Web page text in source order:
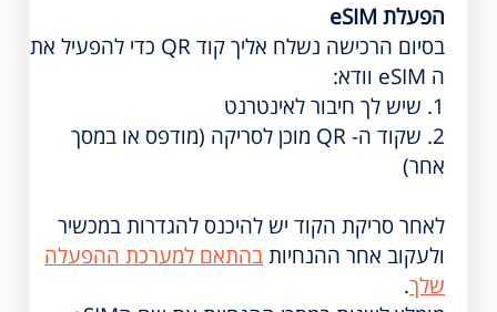
הפעלת eSIM
בסיום הרכישה נשלח אליך קוד QR כדי להפעיל את
ה eSIM וודא:
1. שיש לך חיבור לאינטרנט
2. שקוד ה- QR מוכן לסריקה (מודפס או במסך
אחר)
לאחר סריקת הקוד יש להיכנס להגדרות במכשיר
ולעקוב אחר ההנחיותבהתאם למערכת ההפעלה
שלך.